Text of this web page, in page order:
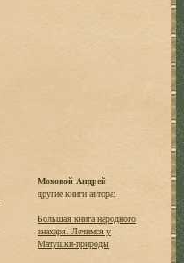
Моховой Андрей
другие книги автора:
Большая книга народного
знахаря. Лечимся у
Матушки-природы